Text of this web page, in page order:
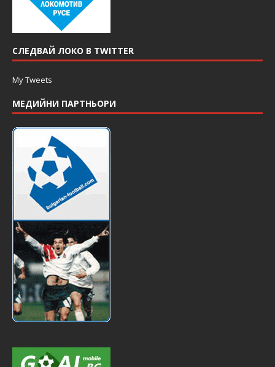
СЛЕДВАЙ ЛОКО В TWITTER
My Tweets
МЕДИЙНИ ПАРТНЬОРИ